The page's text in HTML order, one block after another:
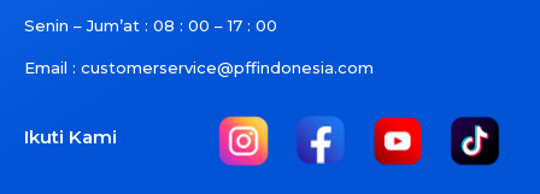
Senin – Jum’at : 08 : 00 – 17 : 00
Email : customerservice@pffindonesia.com
Ikuti Kami